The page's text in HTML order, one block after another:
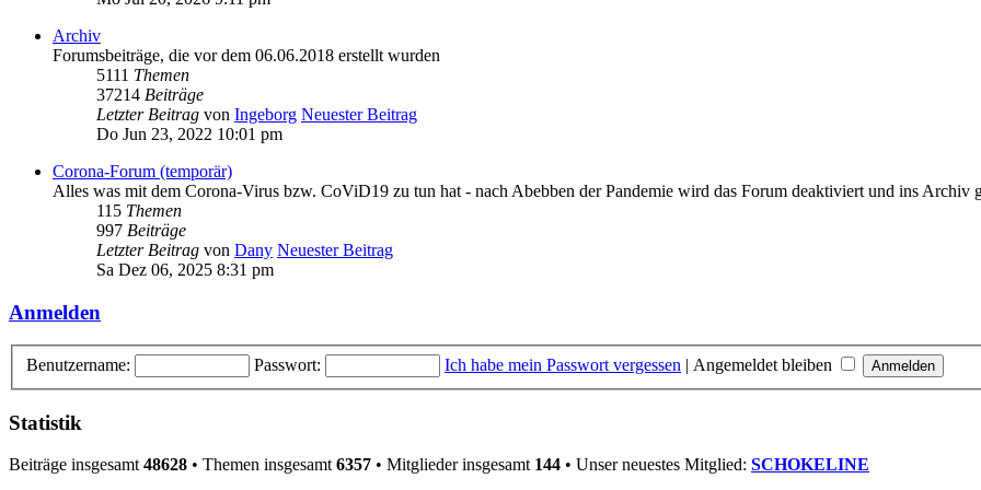
Archiv
Forumsbeiträge, die vor dem 06.06.2018 erstellt wurden
5111 Themen
37214 Beiträge
Letzter Beitrag von Ingeborg Neuester Beitrag
Do Jun 23, 2022 10:01 pm
Corona-Forum (temporär)
Alles was mit dem Corona-Virus bzw. CoViD19 zu tun hat - nach Abebben der Pandemie wird das Forum deaktiviert und ins Archiv
115 Themen
997 Beiträge
Letzter Beitrag von Dany Neuester Beitrag
Sa Dez 06, 2025 8:31 pm
Anmelden
Benutzername: Passwort: Ich habe mein Passwort vergessen | Angemeldet bleiben
Statistik
Beiträge insgesamt 48628 • Themen insgesamt 6357 • Mitglieder insgesamt 144 • Unser neuestes Mitglied: SCHOKELINE